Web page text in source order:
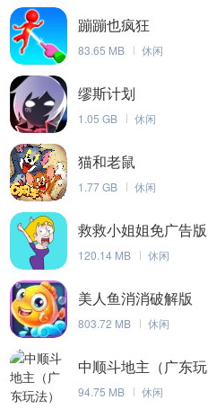
蹦蹦也疯狂
83.65 MB 休闲
缪斯计划
1.05 GB 休闲
猫和老鼠
1.77 GB 休闲
救救小姐姐免广告版
120.14 MB 休闲
美人鱼消消破解版
803.72 MB 休闲
中顺斗地主（广东玩
法）
94.75 MB 休闲